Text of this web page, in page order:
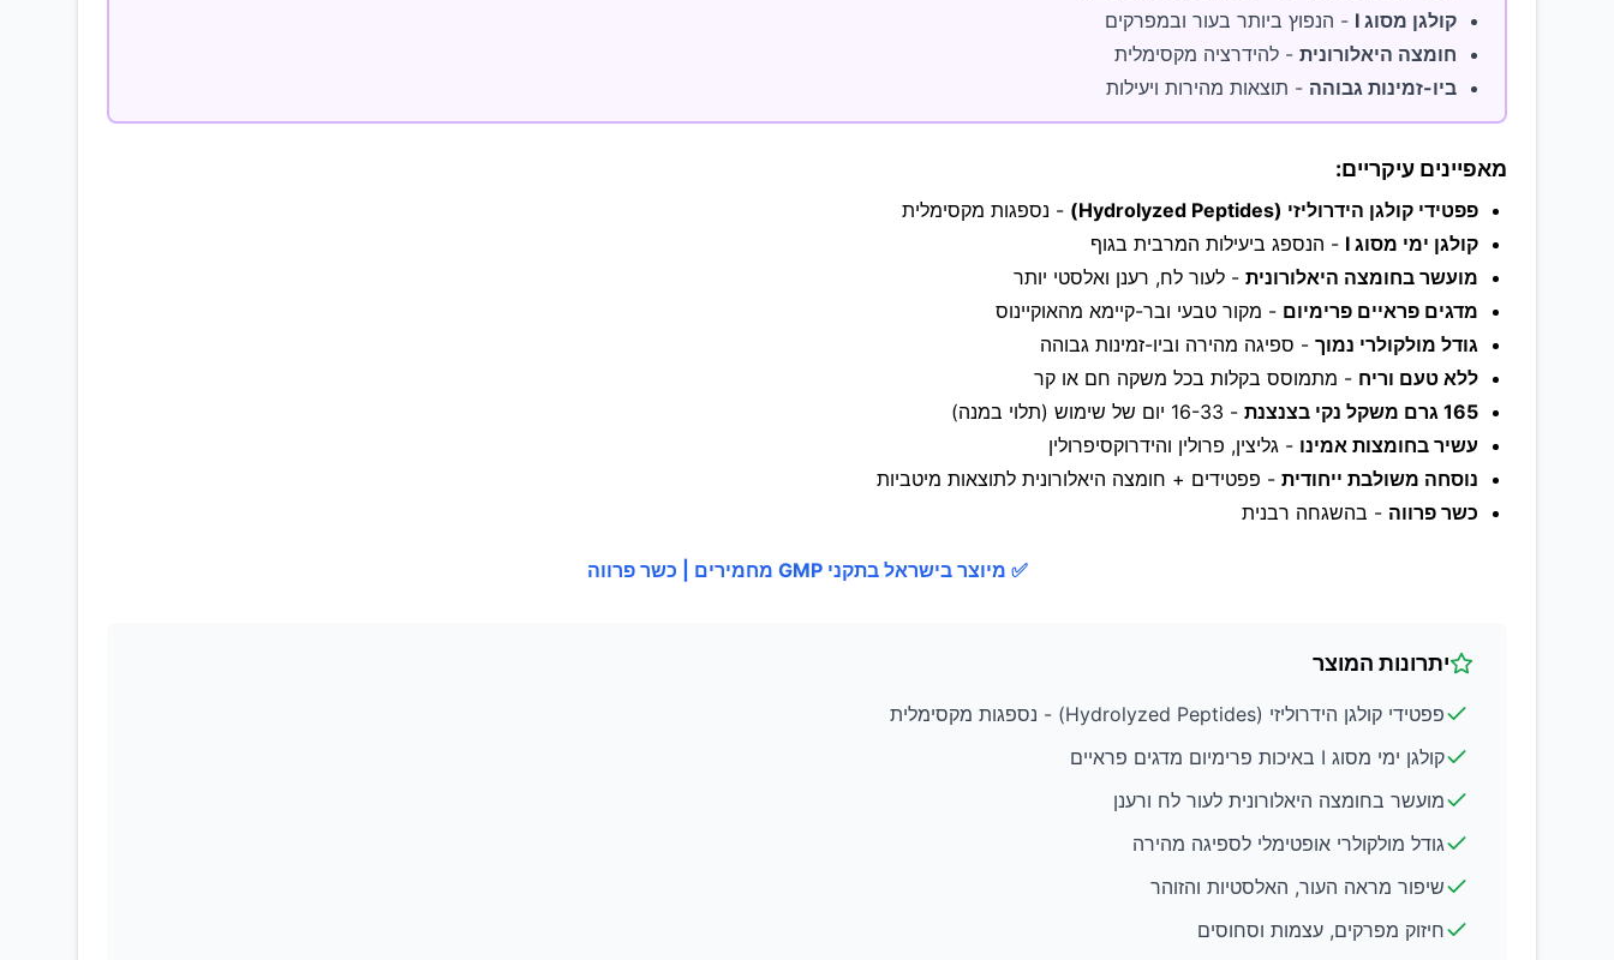
קולגן מסוג I
- הנפוץ ביותר בעור ובמפרקים
חומצה היאלורונית - להידרציה מקסימלית
ביו-זמינות גבוהה - תוצאות מהירות ויעילות
מאפיינים עיקריים:
פפטידי קולגן הידרוליזי (Hydrolyzed Peptides)
- נספגות מקסימלית
קולגן ימי מסוג I
- הנספג ביעילות המרבית בגוף
מועשר בחומצה היאלורונית - לעור לח, רענן ואלסטי יותר
מדגים פראיים פרימיום - מקור טבעי ובר-קיימא מהאוקיינוס
גודל מולקולרי נמוך - ספיגה מהירה וביו-זמינות גבוהה
ללא טעם וריח - מתמוסס בקלות בכל משקה חם או קר
165 גרם משקל נקי בצנצנת
- 16-33 יום של שימוש (תלוי במנה)
עשיר בחומצות אמינו - גליצין, פרולין והידרוקסיפרולין
נוסחה משולבת ייחודית - פפטידים + חומצה היאלורונית לתוצאות מיטביות
כשר פרווה - בהשגחה רבנית
✅ מיוצר בישראל בתקני GMP מחמירים | כשר פרווה
יתרונות המוצר
פפטידי קולגן הידרוליזי (Hydrolyzed Peptides) - נספגות מקסימלית
קולגן ימי מסוג I באיכות פרימיום מדגים פראיים
מועשר בחומצה היאלורונית לעור לח ורענן
גודל מולקולרי אופטימלי לספיגה מהירה
שיפור מראה העור, האלסטיות והזוהר
חיזוק מפרקים, עצמות וסחוסים